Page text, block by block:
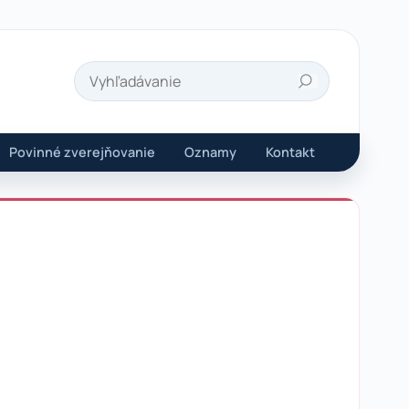
Hľadať
Povinné zverejňovanie Oznamy Kontakt